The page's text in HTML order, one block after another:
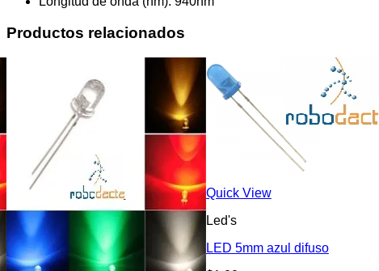
Productos relacionados
Quick View
Led's
LED 5mm azul difuso